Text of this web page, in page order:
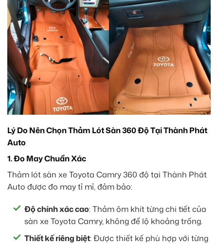
Lý Do Nên Chọn Thảm Lót Sàn 360 Độ Tại Thành Phát
Auto
1. Đo May Chuẩn Xác
Thảm lót sàn xe Toyota Camry 360 độ tại Thành Phát
Auto được đo may tỉ mỉ, đảm bảo:
Độ chính xác cao: Thảm ôm khít từng chi tiết của
sàn xe Toyota Camry, không để lộ khoảng trống.
Thiết kế riêng biệt: Được thiết kế phù hợp với từng